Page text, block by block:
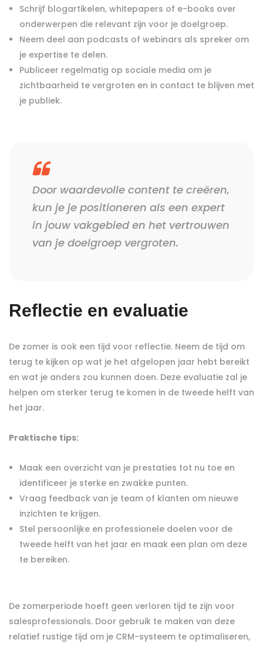
Schrijf blogartikelen, whitepapers of e-books over
onderwerpen die relevant zijn voor je doelgroep.
Neem deel aan podcasts of webinars als spreker om
je expertise te delen.
Publiceer regelmatig op sociale media om je
zichtbaarheid te vergroten en in contact te blijven met
je publiek.
Door waardevolle content te creëren,
kun je je positioneren als een expert
in jouw vakgebied en het vertrouwen
van je doelgroep vergroten.
Reflectie en evaluatie
De zomer is ook een tijd voor reflectie. Neem de tijd om
terug te kijken op wat je het afgelopen jaar hebt bereikt
en wat je anders zou kunnen doen. Deze evaluatie zal je
helpen om sterker terug te komen in de tweede helft van
het jaar.
Praktische tips:
Maak een overzicht van je prestaties tot nu toe en
identificeer je sterke en zwakke punten.
Vraag feedback van je team of klanten om nieuwe
inzichten te krijgen.
Stel persoonlijke en professionele doelen voor de
tweede helft van het jaar en maak een plan om deze
te bereiken.
De zomerperiode hoeft geen verloren tijd te zijn voor
salesprofessionals. Door gebruik te maken van deze
relatief rustige tijd om je CRM-systeem te optimaliseren,